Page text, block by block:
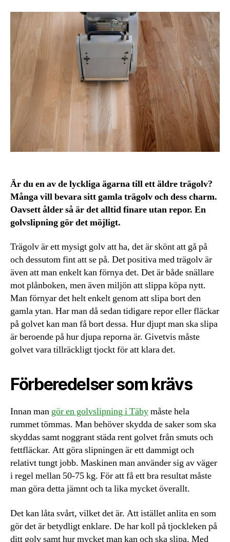
Är du en av de lyckliga ägarna till ett äldre trägolv?
Många vill bevara sitt gamla trägolv och dess charm.
Oavsett ålder så är det alltid finare utan repor. En
golvslipning gör det möjligt.
Trägolv är ett mysigt golv att ha, det är skönt att gå på
och dessutom fint att se på. Det positiva med trägolv är
även att man enkelt kan förnya det. Det är både snällare
mot plånboken, men även miljön att slippa köpa nytt.
Man förnyar det helt enkelt genom att slipa bort den
gamla ytan. Har man då sedan tidigare repor eller fläckar
på golvet kan man få bort dessa. Hur djupt man ska slipa
är beroende på hur djupa reporna är. Givetvis måste
golvet vara tillräckligt tjockt för att klara det.
Förberedelser som krävs
Innan man gör en golvslipning i Täbymåste hela
rummet tömmas. Man behöver skydda de saker som ska
skyddas samt noggrant städa rent golvet från smuts och
fettfläckar. Att göra slipningen är ett dammigt och
relativt tungt jobb. Maskinen man använder sig av väger
i regel mellan 50-75 kg. För att få ett bra resultat måste
man göra detta jämnt och ta lika mycket överallt.
Det kan låta svårt, vilket det är. Att istället anlita en som
gör det är betydligt enklare. De har koll på tjockleken på
ditt golv samt hur mycket man kan och ska slipa. Med